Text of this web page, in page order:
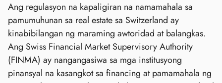
Ang regulasyon na kapaligiran na namamahala sa
pamumuhunan sa real estate sa Switzerland ay
kinabibilangan ng maraming awtoridad at balangkas.
Ang Swiss Financial Market Supervisory Authority
(FINMA) ay nangangasiwa sa mga institusyong
pinansyal na kasangkot sa financing at pamamahala ng